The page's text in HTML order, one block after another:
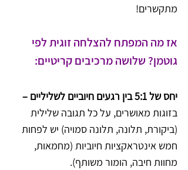
מתקשרים!
אז מה המפתח להצלחה זוגית לפי
גוטמן? שלושה מרכיבים קריטיים:
יחס של 5:1 בין רגעים חיוביים לשליליים –
בזוגות מאושרים, על כל תגובה שלילית
(ביקורת, תלונה, תלונה סמויה) יש לפחות
חמש אינטראקציות חיוביות (מחמאות,
מחוות חיבה, הומור משותף).